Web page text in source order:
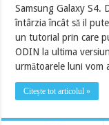
Samsung Galaxy S4.
întârzia încât să il
un tutorial prin care
ODIN la ultima
următoarele luni vom
Citește tot articolul »